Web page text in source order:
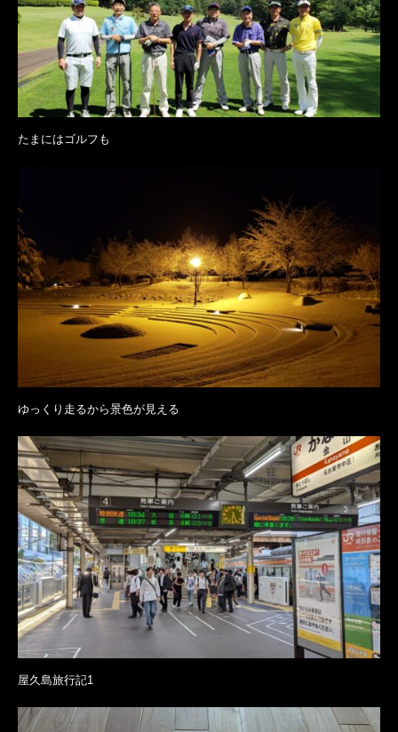
たまにはゴルフも
ゆっくり走るから景色が見える
屋久島旅行記1